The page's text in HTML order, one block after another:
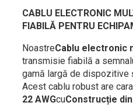
CABLU ELECTRONIC
FIABILĂ PENTRU
NoastreCablu electronic
transmisie fiabilă a
gamă largă de dispozitive
Acest cablu robust are
22 AWGcuConstrucție